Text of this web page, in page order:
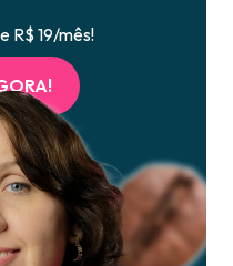
R$ 19/mês!